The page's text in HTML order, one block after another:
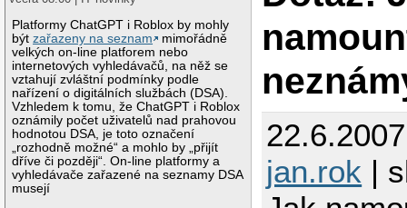
Platformy ChatGPT i Roblox by mohly
býtzařazeny na seznam
mimořádně
velkých on-line platforem nebo
internetových vyhledávačů, na něž se
vztahují zvláštní podmínky podle
nařízení o digitálních službách (DSA).
Vzhledem k tomu, že ChatGPT i Roblox
oznámily počet uživatelů nad prahovou
hodnotou DSA, je toto označení
„rozhodně možné“ a mohlo by „přijít
dříve či později“. On-line platformy a
vyhledávače zařazené na seznamy DSA
musejí
jan.rok |